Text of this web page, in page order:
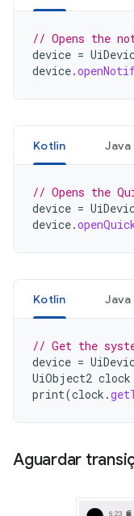
// Opens the
device =
device.
Kotlin Java
// Opens the
device =
device.
Kotlin Java
// Get the
device =
UiObject2 clock
print(clock .
Aguardar